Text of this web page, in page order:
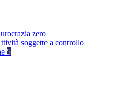
zero
soggette a controllo
5